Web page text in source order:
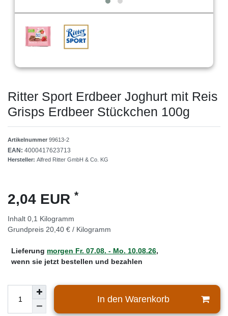
Ritter Sport Erdbeer Joghurt mit Reis
Grisps Erdbeer Stückchen 100g
Artikelnummer 99613-2
EAN: 4000417623713
Hersteller: Alfred Ritter GmbH & Co. KG
2,04 EUR *
Inhalt 0,1 Kilogramm
Grundpreis 20,40 € / Kilogramm
Lieferung morgen Fr. 07.08. - Mo. 10.08.26,
wenn sie jetzt bestellen und bezahlen
In den Warenkorb